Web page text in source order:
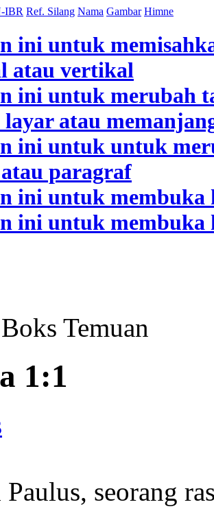
IBR Ref. Silang Nama Gambar Himne
Boks Temuan
1:1
seorang